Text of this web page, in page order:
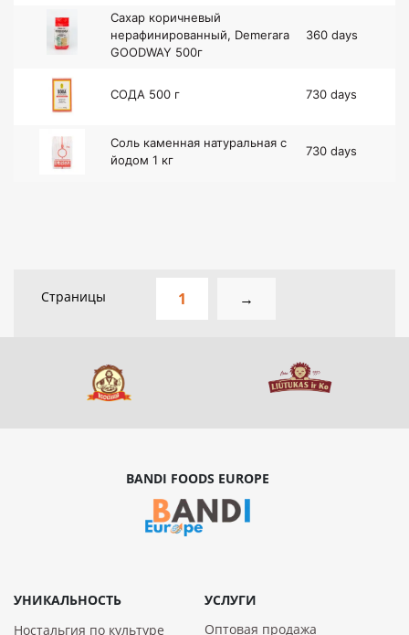
Сахар коричневый
нерафинированный, Demerara
GOODWAY 500г
360 days
СОДА 500 г 730 days
Соль каменная натуральная с
йодом 1 кг
730 days
Страницы 1 →
BANDI FOODS EUROPE
УНИКАЛЬНОСТЬ
Ностальгия по культуре
УСЛУГИ
Оптовая продажа